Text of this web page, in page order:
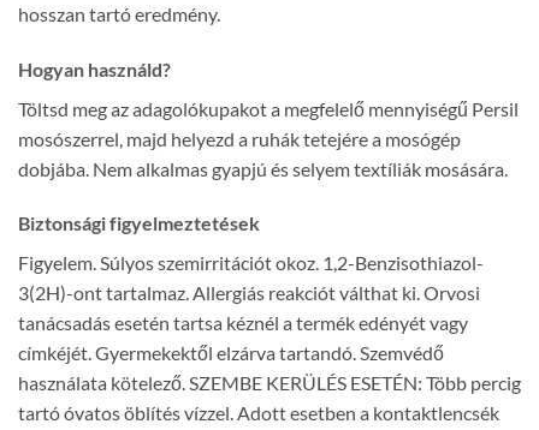
hosszan tartó eredmény.
Hogyan használd?
Töltsd meg az adagolókupakot a megfelelő mennyiségű Persil
mosószerrel, majd helyezd a ruhák tetejére a mosógép
dobjába. Nem alkalmas gyapjú és selyem textíliák mosására.
Biztonsági figyelmeztetések
Figyelem. Súlyos szemirritációt okoz. 1,2-Benzisothiazol-
3(2H)-ont tartalmaz. Allergiás reakciót válthat ki. Orvosi
tanácsadás esetén tartsa kéznél a termék edényét vagy
címkéjét. Gyermekektől elzárva tartandó. Szemvédő
használata kötelező. SZEMBE KERÜLÉS ESETÉN: Több percig
tartó óvatos öblítés vízzel. Adott esetben a kontaktlencsék